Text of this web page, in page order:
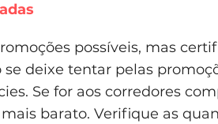
possíveis, mas
deixe tentar pelas
Se for aos corredores
barato. Verifique as